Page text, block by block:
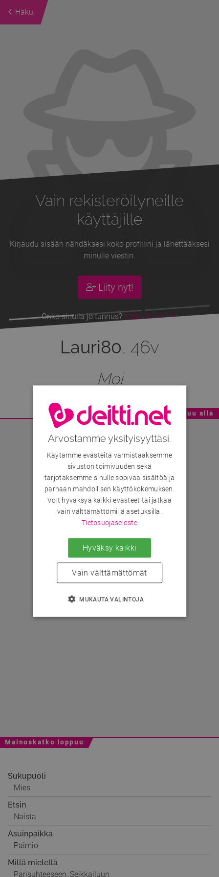
Haku
Vain rekisteröityneille
käyttäjille
Kirjaudu sisään nähdäksesi koko profiilini ja lähettääksesi
minulle viestin.
Liity nyt!
Onko sinulla jo tunnus? Kirjaudu sisään
Lauri80, 46v
Moi
Mainoskatko - Sisältö jatkuu alla
Mainoskatko loppuu
Sukupuoli
Mies
Etsin
Naista
Asuinpaikka
Paimio
Millä mielellä
Parisuhteeseen, Seikkailuun
Arvostamme yksityisyyttäsi.
Käytämme evästeitä varmistaaksemme
sivuston toimivuuden sekä
tarjotaksemme sinulle sopivaa sisältöä ja
parhaan mahdollisen käyttökokemuksen.
Voit hyväksyä kaikki evästeet tai jatkaa
vain välttämättömillä asetuksilla.
Tietosuojaseloste
Hyväksy kaikki
Vain välttämättömät
MUKAUTA VALINTOJA